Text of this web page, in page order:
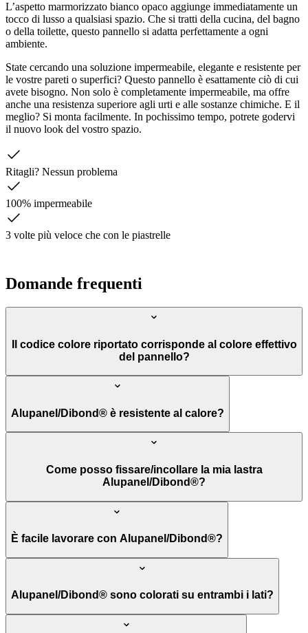
L’aspetto marmorizzato bianco opaco aggiunge immediatamente un
tocco di lusso a qualsiasi spazio. Che si tratti della cucina, del bagno
o della toilette, questo pannello si adatta perfettamente a ogni
ambiente.
State cercando una soluzione impermeabile, elegante e resistente per
le vostre pareti o superfici? Questo pannello è esattamente ciò di cui
avete bisogno. Non solo è completamente impermeabile, ma offre
anche una resistenza superiore agli urti e alle sostanze chimiche. E il
meglio? Si monta facilmente. In pochissimo tempo, potrete godervi
il nuovo look del vostro spazio.
Ritagli? Nessun problema
100% impermeabile
3 volte più veloce che con le piastrelle
Domande frequenti
Il codice colore riportato corrisponde al colore effettivo
del pannello?
Alupanel/Dibond® è resistente al calore?
Come posso fissare/incollare la mia lastra
Alupanel/Dibond®?
È facile lavorare con Alupanel/Dibond®?
Alupanel/Dibond® sono colorati su entrambi i lati?